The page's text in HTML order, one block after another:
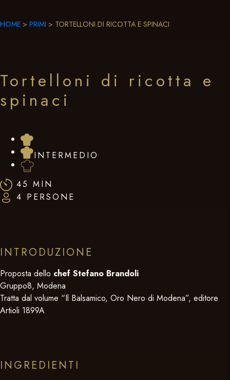
HOME > PRIMI > TORTELLONI DI RICOTTA E SPINACI
Tortelloni di ricotta e
spinaci
INTERMEDIO
45 MIN
4 PERSONE
INTRODUZIONE
Proposta dello chef Stefano Brandoli
Gruppo8, Modena
Tratta dal volume “Il Balsamico, Oro Nero di Modena”, editore
Artioli 1899A
INGREDIENTI